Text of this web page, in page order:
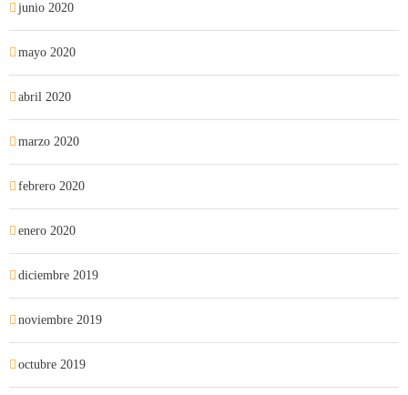
junio 2020
mayo 2020
abril 2020
marzo 2020
febrero 2020
enero 2020
diciembre 2019
noviembre 2019
octubre 2019